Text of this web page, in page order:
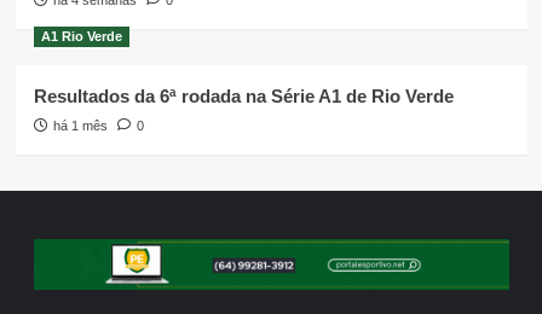
A1 Rio Verde
Resultados da 6ª rodada na Série A1 de Rio Verde
há 1 mês 0